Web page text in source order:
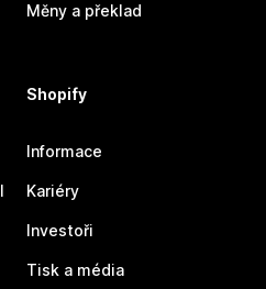
Měny a překlad
Shopify
Informace
Kariéry
Investoři
Tisk a média